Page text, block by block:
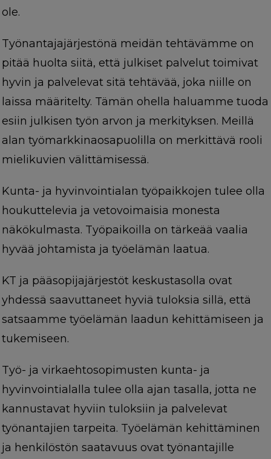
ole.
Työnantajajärjestönä meidän tehtävämme on
pitää huolta siitä, että julkiset palvelut toimivat
hyvin ja palvelevat sitä tehtävää, joka niille on
laissa määritelty. Tämän ohella haluamme tuoda
esiin julkisen työn arvon ja merkityksen. Meillä
alan työmarkkinaosapuolilla on merkittävä rooli
mielikuvien välittämisessä.
Kunta- ja hyvinvointialan työpaikkojen tulee olla
houkuttelevia ja vetovoimaisia monesta
näkökulmasta. Työpaikoilla on tärkeää vaalia
hyvää johtamista ja työelämän laatua.
KT ja pääsopijajärjestöt keskustasolla ovat
yhdessä saavuttaneet hyviä tuloksia sillä, että
satsaamme työelämän laadun kehittämiseen ja
tukemiseen.
Työ- ja virkaehtosopimusten kunta- ja
hyvinvointialalla tulee olla ajan tasalla, jotta ne
kannustavat hyviin tuloksiin ja palvelevat
työnantajien tarpeita. Työelämän kehittäminen
ja henkilöstön saatavuus ovat työnantajille